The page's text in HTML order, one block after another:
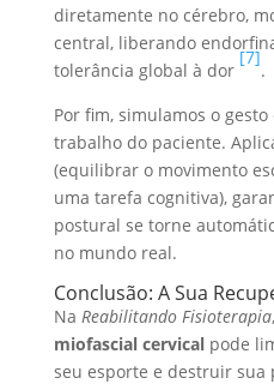
diretamente no cérebro,
central, liberando
tolerância global à dor
[7]
.
Por fim, simulamos o
trabalho do paciente.
(equilibrar o movimento
uma tarefa cognitiva),
postural se torne
no mundo real.
Conclusão: A Sua
Na Reabilitando Fisioterapia
miofascial cervicalpode
seu esporte e destruir